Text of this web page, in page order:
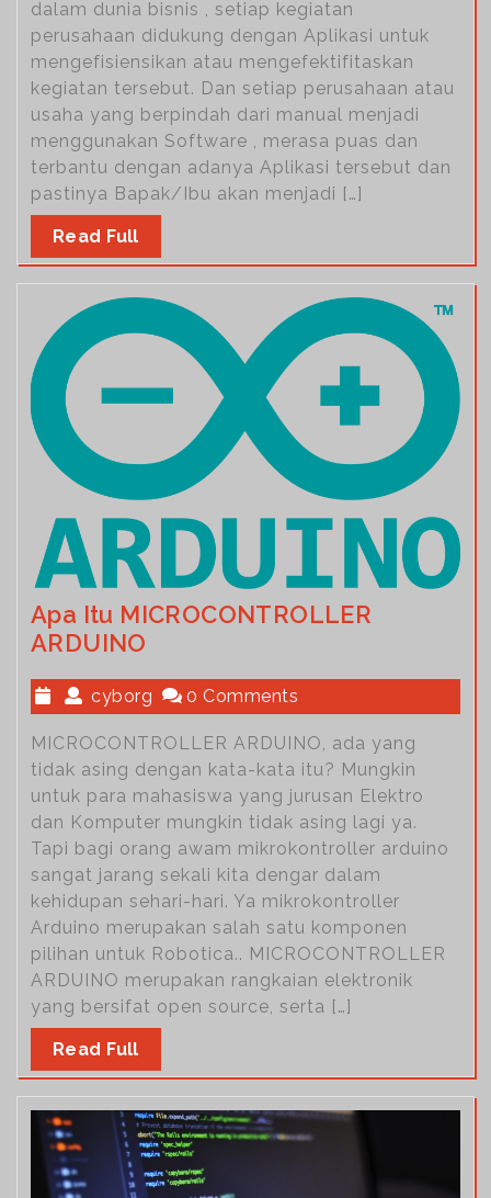
dalam dunia bisnis , setiap kegiatan
perusahaan didukung dengan Aplikasi untuk
mengefisiensikan atau mengefektifitaskan
kegiatan tersebut. Dan setiap perusahaan atau
usaha yang berpindah dari manual menjadi
menggunakan Software , merasa puas dan
terbantu dengan adanya Aplikasi tersebut dan
pastinya Bapak/Ibu akan menjadi […]
Read Full
Apa Itu MICROCONTROLLER
ARDUINO
cyborg 0 Comments
MICROCONTROLLER ARDUINO, ada yang
tidak asing dengan kata-kata itu? Mungkin
untuk para mahasiswa yang jurusan Elektro
dan Komputer mungkin tidak asing lagi ya.
Tapi bagi orang awam mikrokontroller arduino
sangat jarang sekali kita dengar dalam
kehidupan sehari-hari. Ya mikrokontroller
Arduino merupakan salah satu komponen
pilihan untuk Robotica.. MICROCONTROLLER
ARDUINO merupakan rangkaian elektronik
yang bersifat open source, serta […]
Read Full